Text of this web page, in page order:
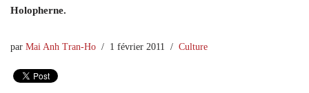
Holopherne.
par Mai Anh Tran-Ho 1 février 2011 Culture